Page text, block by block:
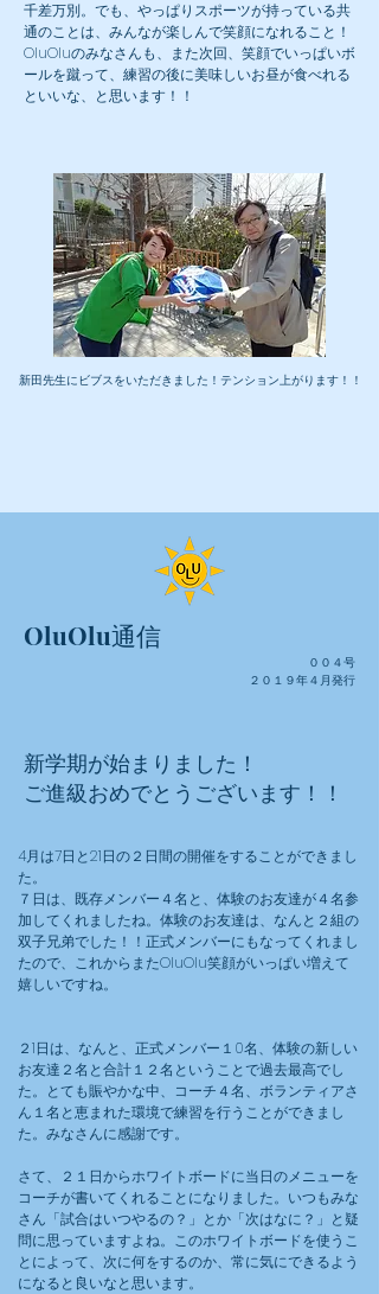
千差万別。でも、やっぱりスポーツが持っている共
通のことは、みんなが楽しんで笑顔になれること！
​OluOluのみなさんも、また次回、笑顔でいっぱいボ
ールを蹴って、練習の後に美味しいお昼が食べれる
といいな、と思います！！
新田先生にビブスをいただきました！テンション上がります！！
OluOlu通信
００４号
​２０１９年４月発行
新学期が始まりました！
ご進級おめでとうございます！！
4月は7日と21日の２日間の開催をすることができまし
た。
７日は、既存メンバー４名と、体験のお友達が４名参
加してくれましたね。体験のお友達は、なんと２組の
双子兄弟でした！！正式メンバーにもなってくれまし
たので、これからまたOluOlu笑顔がいっぱい増えて
嬉しいですね。
２1日は、なんと、正式メンバー１0名、体験の新しい
お友達２名と合計１２名ということで過去最高でし
た。とても賑やかな中、コーチ４名、ボランティアさ
ん１名と恵まれた環境で練習を行うことができまし
た。みなさんに感謝です。
さて、２１日からホワイトボードに当日のメニューを
コーチが書いてくれることになりました。いつもみな
さん「試合はいつやるの？」とか「次はなに？」と疑
問に思っていますよね。このホワイトボードを使うこ
とによって、次に何をするのか、常に気にできるよう
になると良いなと思います。